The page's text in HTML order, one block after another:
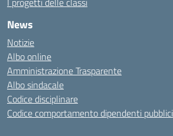
News
Notizie
Albo online
Amministrazione Trasparente
Albo sindacale
Codice disciplinare
Codice comportamento dipendenti pubblici